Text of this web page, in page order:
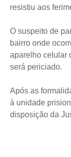
resistiu aos
O suspeito de
bairro onde
aparelho celular
será periciado.
Após as
à unidade
disposição da